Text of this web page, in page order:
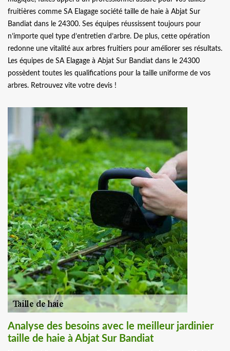
fruitières comme SA Elagage société taille de haie à Abjat Sur
Bandiat dans le 24300. Ses équipes réussissent toujours pour
n’importe quel type d’entretien d’arbre. De plus, cette opération
redonne une vitalité aux arbres fruitiers pour améliorer ses résultats.
Les équipes de SA Elagage à Abjat Sur Bandiat dans le 24300
possèdent toutes les qualifications pour la taille uniforme de vos
arbres. Retrouvez vite votre devis !
Analyse des besoins avec le meilleur jardinier
taille de haie à Abjat Sur Bandiat